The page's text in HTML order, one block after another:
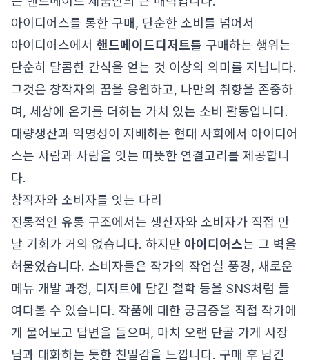
아이디어스를 통한 구매, 단순한 소비를 넘어서
아이디어스에서 핸드메이드디저트를 구매하는 행위는
단순히 달콤한 간식을 얻는 것 이상의 의미를 지닙니다.
그것은 창작자의 꿈을 응원하고, 나만의 취향을 존중하
며, 세상에 온기를 더하는 가치 있는 소비 활동입니다.
대량생산과 익명성이 지배하는 현대 사회에서 아이디어
스는 사람과 사람을 잇는 따뜻한 연결고리를 제공합니
다.
창작자와 소비자를 잇는 다리
전통적인 유통 구조에서는 생산자와 소비자가 직접 만
날 기회가 거의 없습니다. 하지만 아이디어스는 그 벽을
허물었습니다. 소비자들은 작가의 작업실 풍경, 새로운
메뉴 개발 과정, 디저트에 담긴 철학 등을 SNS처럼 들
여다볼 수 있습니다. 작품에 대한 궁금증을 직접 작가에
게 물어보고 답변을 들으며, 마치 오랜 단골 가게 사장
님과 대화하는 듯한 친밀감을 느낍니다. 구매 후 남긴